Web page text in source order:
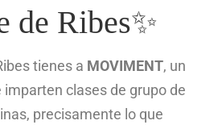
de Ribes✨
tienes a MOVIMENT, un
imparten clases de grupo de
precisamente lo que